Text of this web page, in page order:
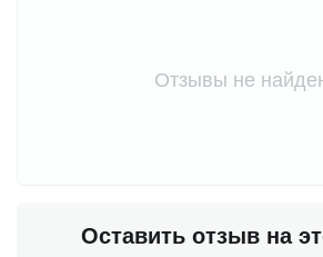
Отзывы не
Оставить отзыв на